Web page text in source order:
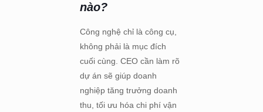
nào?
Công nghệ chỉ là công cụ,
không phải là mục đích
cuối cùng. CEO cần làm rõ
dự án sẽ giúp doanh
nghiệp tăng trưởng doanh
thu, tối ưu hóa chi phí vận